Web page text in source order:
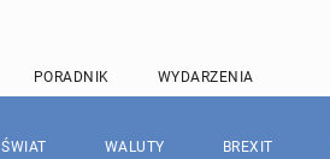
PORADNIK WYDARZENIA
ŚWIAT WALUTY BREXIT